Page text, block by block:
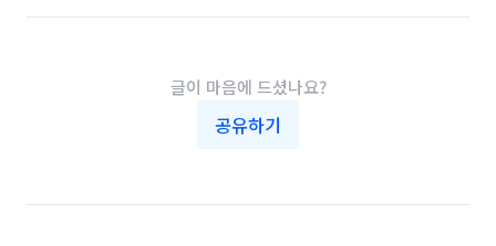
글이 마음에 드셨나요?
공유하기